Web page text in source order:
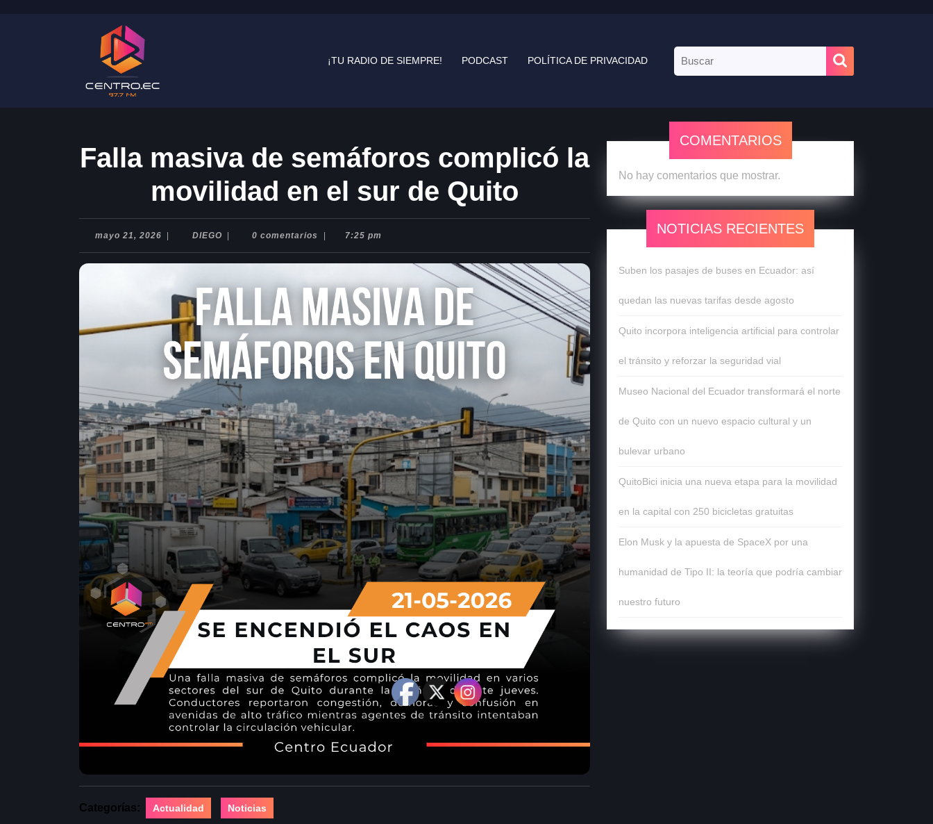
¡TU RADIO DE SIEMPRE! PODCAST POLÍTICA DE PRIVACIDAD
Falla masiva de semáforos complicó la
movilidad en el sur de Quito
mayo 21, 2026 DIEGO 0 comentarios 7:25 pm
Categorías: Actualidad Noticias
COMENTARIOS
No hay comentarios que mostrar.
NOTICIAS RECIENTES
Suben los pasajes de buses en Ecuador: así
quedan las nuevas tarifas desde agosto
Quito incorpora inteligencia artificial para controlar
el tránsito y reforzar la seguridad vial
Museo Nacional del Ecuador transformará el norte
de Quito con un nuevo espacio cultural y un
bulevar urbano
QuitoBici inicia una nueva etapa para la movilidad
en la capital con 250 bicicletas gratuitas
Elon Musk y la apuesta de SpaceX por una
humanidad de Tipo II: la teoría que podría cambiar
nuestro futuro